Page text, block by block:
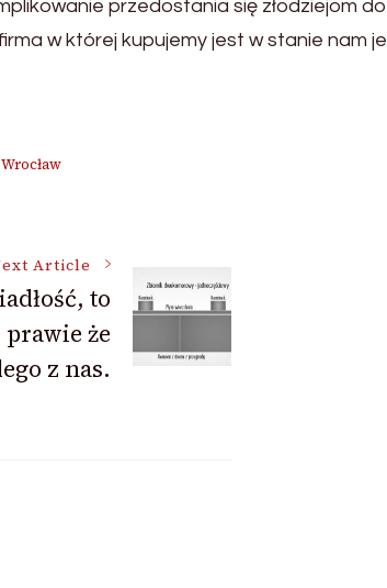
przedostania się złodziejom do
w której kupujemy jest w stanie nam je
Article
to
że
z nas.